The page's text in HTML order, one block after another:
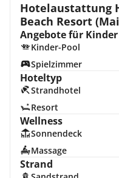
Hotelaustattung
Beach Resort
Angebote für Kinder
Kinder-Pool
Spielzimmer
Hoteltyp
Strandhotel
Resort
Wellness
Sonnendeck
Massage
Strand